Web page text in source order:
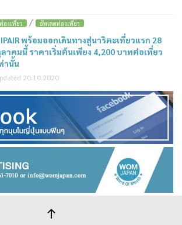
ท่องเที่ยว / อัพเดตท่องเที่ยว
พร้อมออกเดินทางสู่นาริตะเที่ยวแรก 28
าคมนี้ ราคาเริ่มต้นเพียง 4,200 บาทต่อเที่ยว
านั้น
20.10.2020